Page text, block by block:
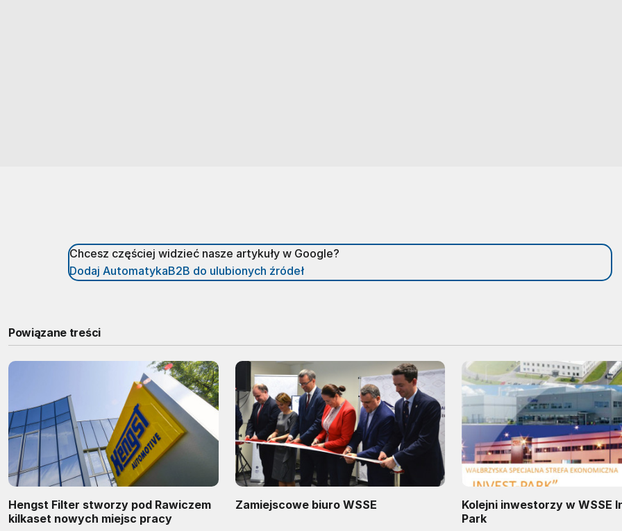
Chcesz częściej widzieć nasze artykuły w Google?
Dodaj AutomatykaB2B do ulubionych źródeł
Powiązane treści
Hengst Filter stworzy pod Rawiczem
kilkaset nowych miejsc pracy
Zamiejscowe biuro WSSE
Kolejni inwestorzy w WSSE
Park